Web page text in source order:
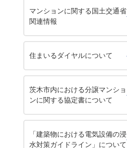
マンションに関する国土交通省
関連情報
住まいるダイヤルについて
茨木市内における分譲マンショ
ンに関する協定書について
「建築物における電気設備の浸
水対策ガイドライン」について